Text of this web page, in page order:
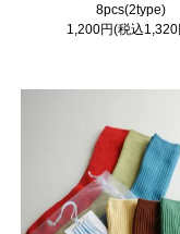
8pcs(2type)
1,200円(税込1,320